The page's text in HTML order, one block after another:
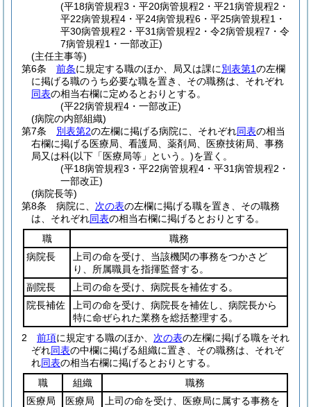
(平18病管規程3・平20病管規程2・平21病管規程2・
平22病管規程4・平24病管規程6・平25病管規程1・
平30病管規程2・平31病管規程2・令2病管規程7・令
7病管規程1・一部改正)
(主任主事等)
第6条
前条に規定する職のほか、局又は課に別表第1の左欄
に掲げる職のうち必要な職を置き、その職務は、それぞれ
同表の相当右欄に定めるとおりとする。
(平22病管規程4・一部改正)
(病院の内部組織)
第7条
別表第2の左欄に掲げる病院に、それぞれ同表の相当
右欄に掲げる医療局、看護局、薬剤局、医療技術局、事務
局又は科(以下「医療局等」という。)を置く。
(平18病管規程3・平22病管規程4・平31病管規程2・
一部改正)
(病院長等)
第8条
病院に、 次の表の左欄に掲げる職を置き、その職務
は、それぞれ同表の相当右欄に掲げるとおりとする。
職
職務
病院長
上司の命を受け、当該機関の事務をつかさど
り、所属職員を指揮監督する。
副院長
上司の命を受け、病院長を補佐する。
院長補佐
上司の命を受け、病院長を補佐し、病院長から
特に命ぜられた業務を総括整理する。
2
前項に規定する職のほか、 次の表の左欄に掲げる職をそれ
ぞれ同表の中欄に掲げる組織に置き、その職務は、それぞ
れ同表の相当右欄に掲げるとおりとする。
職
組織
職務
医療局
医療局
上司の命を受け、医療局に属する事務を